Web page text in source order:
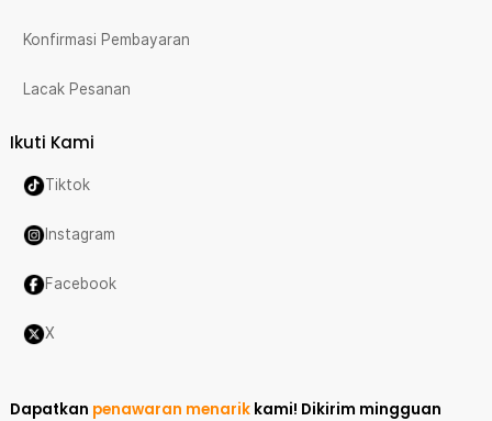
Konfirmasi Pembayaran
Lacak Pesanan
Ikuti Kami
Tiktok
Instagram
Facebook
X
Dapatkan penawaran menarik kami! Dikirim mingguan